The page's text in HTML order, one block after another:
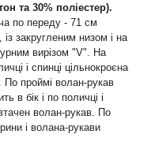
та 30% поліестер).
по переду - 71 см
закругленим низом і на
вирізом "V". На
і спинці цільнокроєна
По проймі волан-рукав
в бік і по поличці і
волан-рукав. По
і волана-рукави